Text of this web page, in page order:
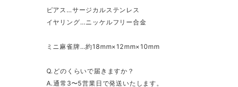
ピアス…サージカルステンレス
イヤリング…ニッケルフリー合金
ミニ麻雀牌…約18mm×12mm×10mm
Q.どのくらいで届きますか？
A.通常3〜5営業日で発送いたします。